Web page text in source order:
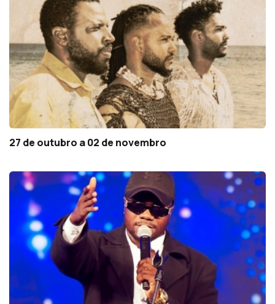
27 de outubro a 02 de novembro